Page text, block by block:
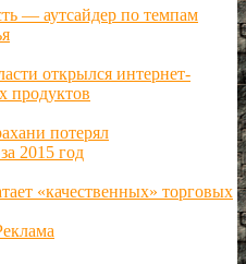
— аутсайдер по темпам
открылся интернет-
продуктов
потерял
2015 год
«качественных» торговых